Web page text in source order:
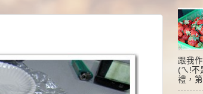
跟我
(ㄟ!不
禮，